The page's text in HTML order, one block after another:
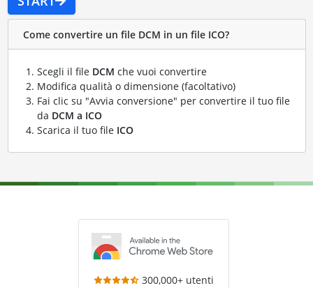
Come convertire un file DCM in un file ICO?
Scegli il file DCM che vuoi convertire
Modifica qualità o dimensione (facoltativo)
Fai clic su "Avvia conversione" per convertire il tuo file
da DCM a ICO
Scarica il tuo file ICO
300,000+ utenti